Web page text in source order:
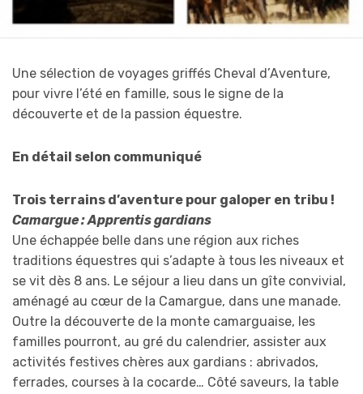
Une sélection de voyages griffés Cheval d’Aventure,
pour vivre l’été en famille, sous le signe de la
découverte et de la passion équestre.
En détail selon communiqué
Trois terrains d’aventure pour galoper en tribu !
Camargue : Apprentis gardians
Une échappée belle dans une région aux riches
traditions équestres qui s’adapte à tous les niveaux et
se vit dès 8 ans. Le séjour a lieu dans un gîte convivial,
aménagé au cœur de la Camargue, dans une manade.
Outre la découverte de la monte camarguaise, les
familles pourront, au gré du calendrier, assister aux
activités festives chères aux gardians : abrivados,
ferrades, courses à la cocarde… Côté saveurs, la table